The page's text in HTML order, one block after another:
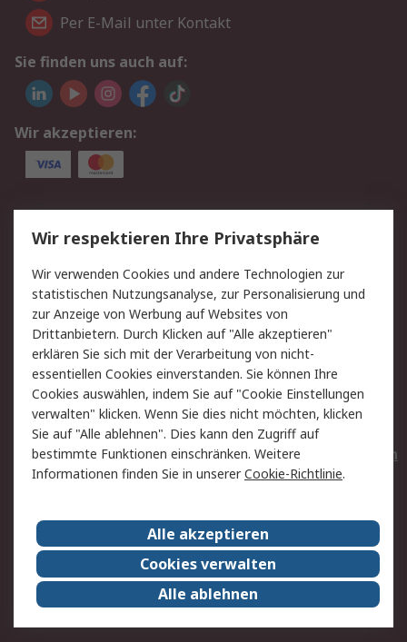
Per E-Mail unter Kontakt
Sie finden uns auch auf:
Wir akzeptieren:
Service
Value Added Services
Lieferlösungen
Rücksendungen
Kontakt
Hilfe
Privatkunden
Rechtliches
AGB
Datenschutz
Cookie-Richtlinie
Zahlungsbedingungen
Copyright/Impressum
Entsorgung
Elektrogeräte/Batterien
RS weltweit
Karriere bei RS
Nachhaltigkeit
Qualität/Umwelt/ZertifikatePresse-Center
Event-Center
Wir respektieren Ihre Privatsphäre
Wir verwenden Cookies und andere Technologien zur
statistischen Nutzungsanalyse, zur Personalisierung und
zur Anzeige von Werbung auf Websites von
Drittanbietern. Durch Klicken auf "Alle akzeptieren"
erklären Sie sich mit der Verarbeitung von nicht-
essentiellen Cookies einverstanden. Sie können Ihre
Cookies auswählen, indem Sie auf "Cookie Einstellungen
verwalten" klicken. Wenn Sie dies nicht möchten, klicken
Sie auf "Alle ablehnen". Dies kann den Zugriff auf
bestimmte Funktionen einschränken. Weitere
Informationen finden Sie in unsererCookie-Richtlinie.
Alle akzeptieren
Cookies verwalten
Alle ablehnen